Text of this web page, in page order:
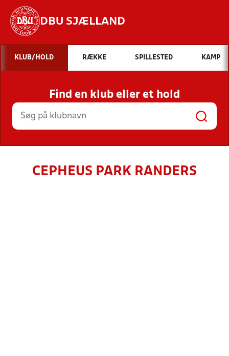
DBU SJÆLLAND
Hvad vil du søge efter?
INDHOLD OG NYHEDER
STILLINGER, RESULTATER, KLUBBER OG
HOLD
KLUB/HOLD RÆKKE SPILLESTED KAMP
Find en klub eller et hold
CEPHEUS PARK RANDERS